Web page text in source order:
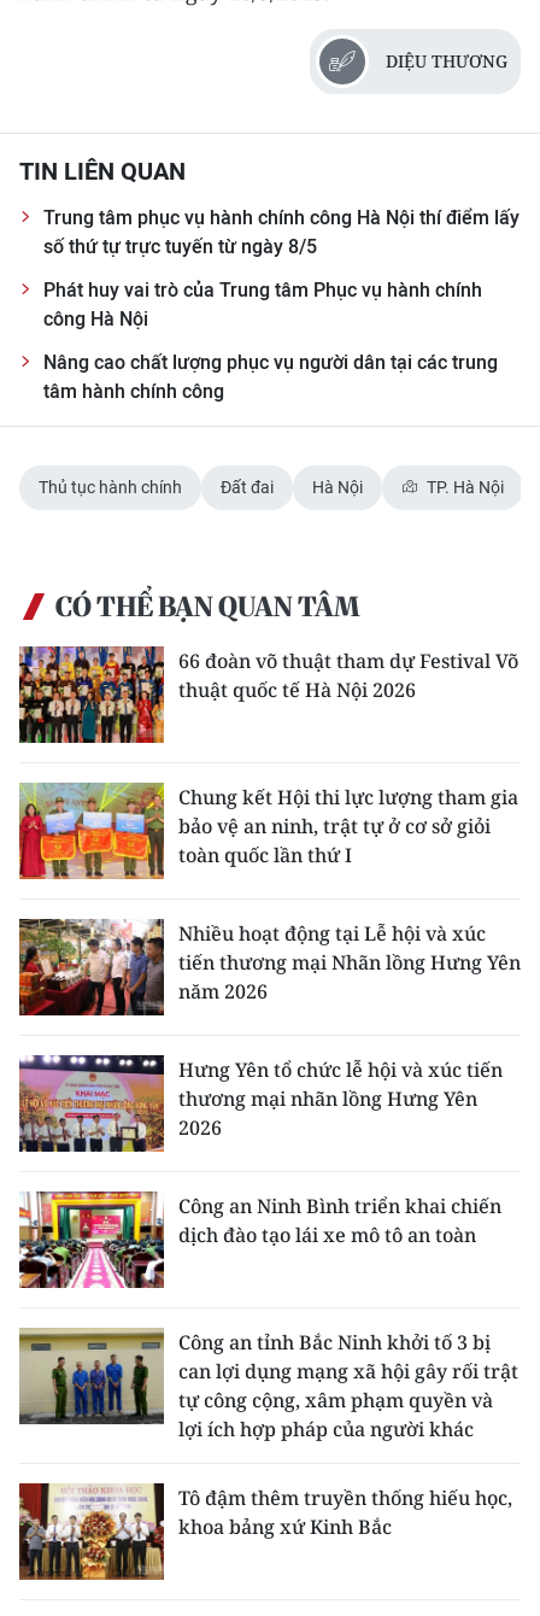
DIỆU THƯƠNG
TIN LIÊN QUAN
Trung tâm phục vụ hành chính công Hà Nội thí điểm lấy
số thứ tự trực tuyến từ ngày 8/5
Phát huy vai trò của Trung tâm Phục vụ hành chính
công Hà Nội
Nâng cao chất lượng phục vụ người dân tại các trung
tâm hành chính công
Thủ tục hành chính Đất đai Hà Nội TP. Hà Nội
CÓ THỂ BẠN QUAN TÂM
66 đoàn võ thuật tham dự Festival Võ
thuật quốc tế Hà Nội 2026
Chung kết Hội thi lực lượng tham gia
bảo vệ an ninh, trật tự ở cơ sở giỏi
toàn quốc lần thứ I
Nhiều hoạt động tại Lễ hội và xúc
tiến thương mại Nhãn lồng Hưng Yên
năm 2026
Hưng Yên tổ chức lễ hội và xúc tiến
thương mại nhãn lồng Hưng Yên
2026
Công an Ninh Bình triển khai chiến
dịch đào tạo lái xe mô tô an toàn
Công an tỉnh Bắc Ninh khởi tố 3 bị
can lợi dụng mạng xã hội gây rối trật
tự công cộng, xâm phạm quyền và
lợi ích hợp pháp của người khác
Tô đậm thêm truyền thống hiếu học,
khoa bảng xứ Kinh Bắc